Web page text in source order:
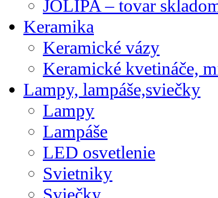
JOLIPA – tovar
Keramika
Keramické vázy
Keramické kvetináče,
Lampy, lampáše,sviečky
Lampy
Lampáše
LED osvetlenie
Svietniky